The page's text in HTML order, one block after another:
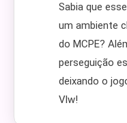
Sabia que
um ambiente
do MCPE?
perseguição
deixando o
Vlw!